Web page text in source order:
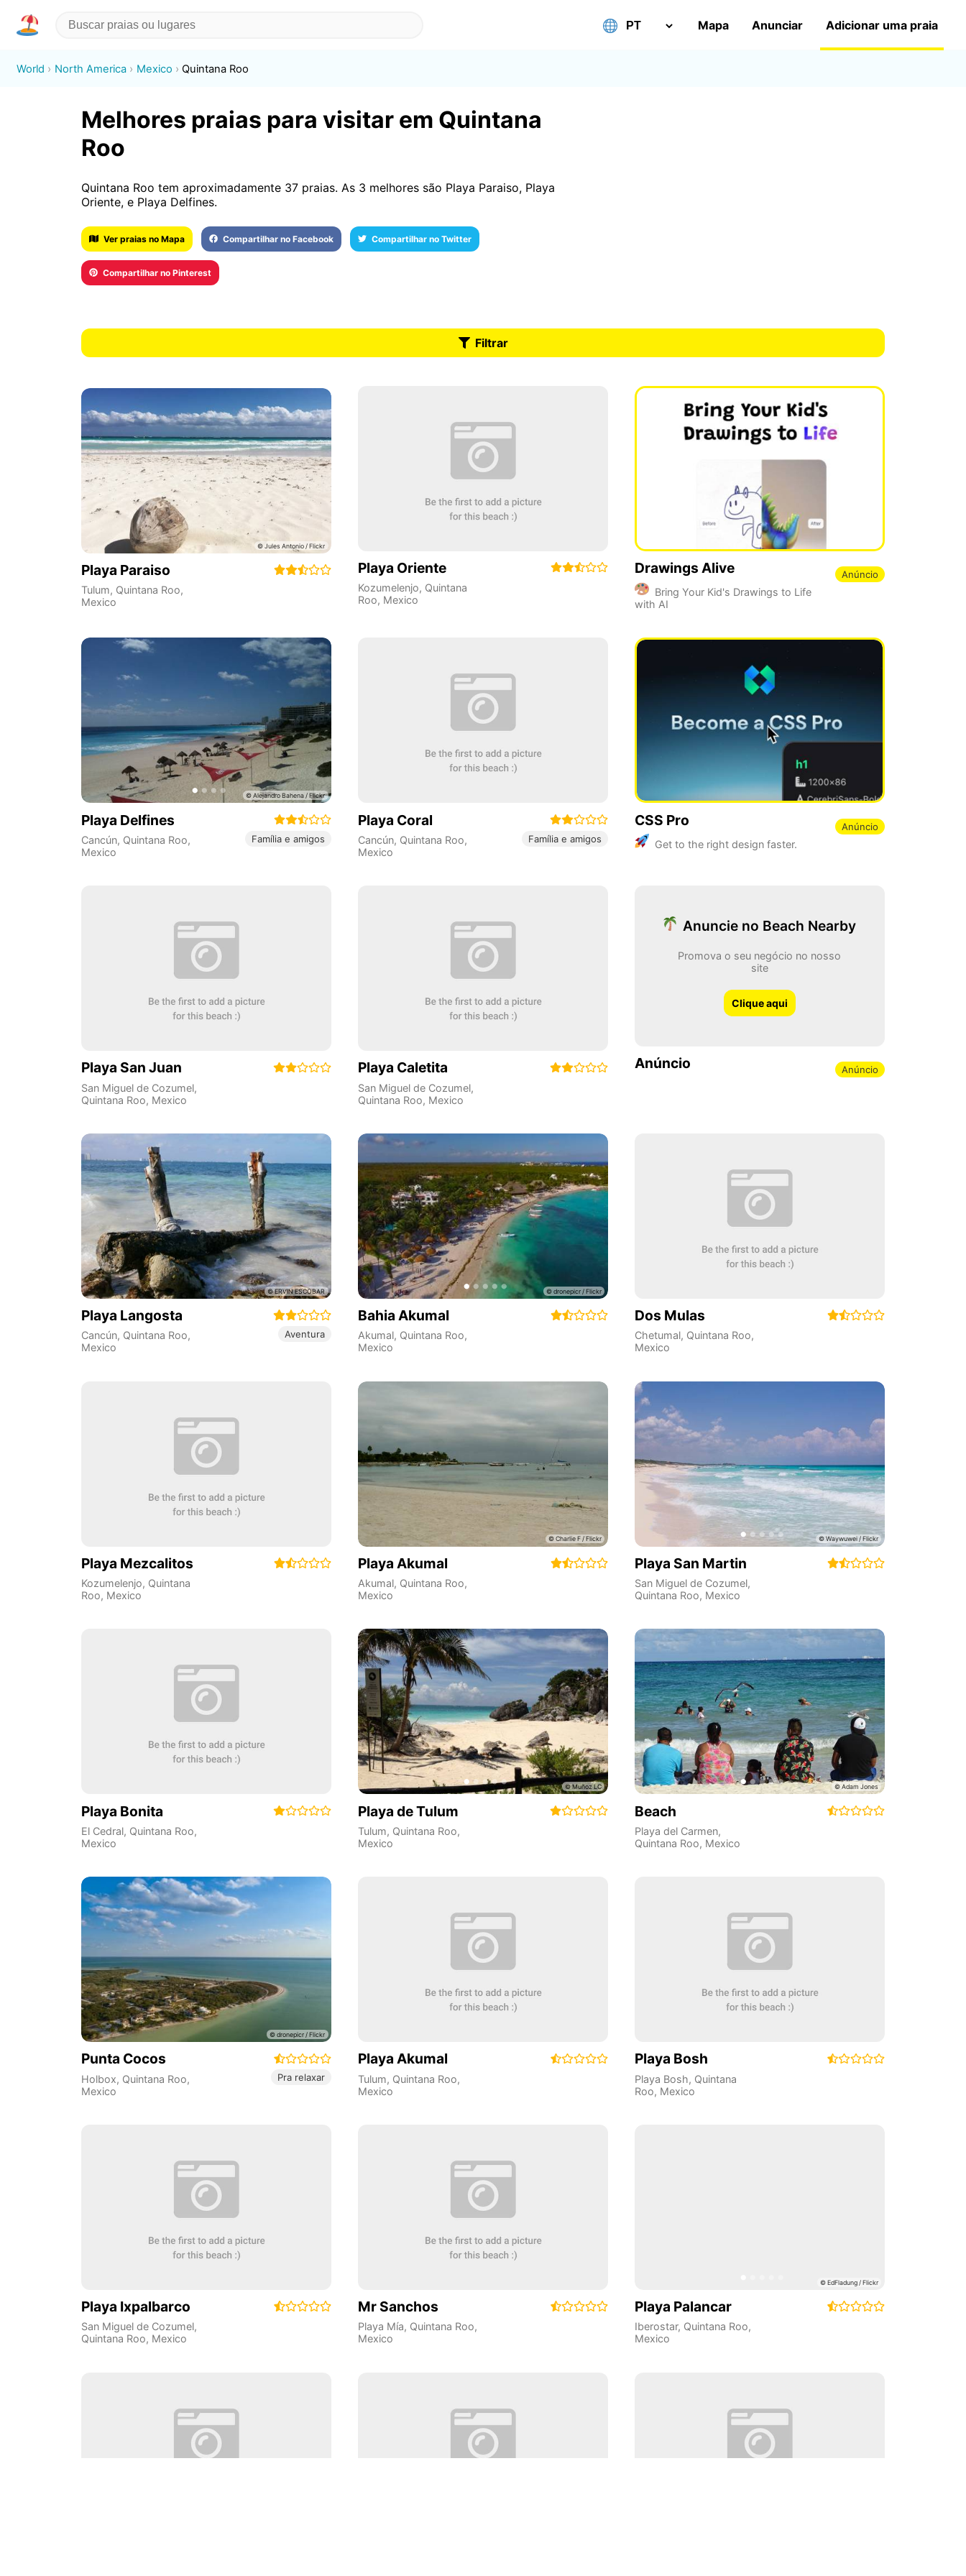
Mapa Anunciar Adicionar uma praia
World North America Mexico Quintana Roo
Melhores praias para visitar em Quintana
Roo
Quintana Roo tem aproximadamente 37 praias. As 3 melhores são Playa Paraiso, Playa
Oriente, e Playa Delfines.
Ver praias no Mapa Compartilhar no Facebook Compartilhar no Twitter
Compartilhar no Pinterest
Filtrar
Playa Paraiso
Tulum, Quintana Roo,
Mexico
Playa Oriente
Kozumelenjo, Quintana
Roo, Mexico
Drawings Alive
Bring Your Kid's Drawings to Life
with AI
Anúncio
Playa Delfines
Cancún, Quintana Roo,
Mexico
Família e amigos
Playa Coral
Cancún, Quintana Roo,
Mexico
Família e amigos
CSS Pro
Get to the right design faster.
Anúncio
Playa San Juan
San Miguel de Cozumel,
Quintana Roo, Mexico
Playa Caletita
San Miguel de Cozumel,
Quintana Roo, Mexico
Anuncie no Beach Nearby
Promova o seu negócio no nosso
site
Clique aqui
Anúncio Anúncio
Playa Langosta
Cancún, Quintana Roo,
Mexico
Aventura
Bahia Akumal
Akumal, Quintana Roo,
Mexico
Dos Mulas
Chetumal, Quintana Roo,
Mexico
Playa Mezcalitos
Kozumelenjo, Quintana
Roo, Mexico
Playa Akumal
Akumal, Quintana Roo,
Mexico
Playa San Martin
San Miguel de Cozumel,
Quintana Roo, Mexico
Playa Bonita
El Cedral, Quintana Roo,
Mexico
Playa de Tulum
Tulum, Quintana Roo,
Mexico
Beach
Playa del Carmen,
Quintana Roo, Mexico
Punta Cocos
Holbox, Quintana Roo,
Mexico
Pra relaxar
Playa Akumal
Tulum, Quintana Roo,
Mexico
Playa Bosh
Playa Bosh, Quintana
Roo, Mexico
Playa Ixpalbarco
San Miguel de Cozumel,
Quintana Roo, Mexico
Mr Sanchos
Playa Mía, Quintana Roo,
Mexico
Playa Palancar
Iberostar, Quintana Roo,
Mexico